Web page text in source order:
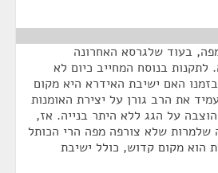
בעוד שלגרסא האחרונה
בנוסח המחייב כיום לא
האם ישיבת האידרא היא מקום
את הרב גורן על יצירת האומנות
על הגג ללא היתר בנייה. אז,
שלמרות שלא צורפה מפה הרי הכותל
הוא מקום קדוש, כולל ישיבת